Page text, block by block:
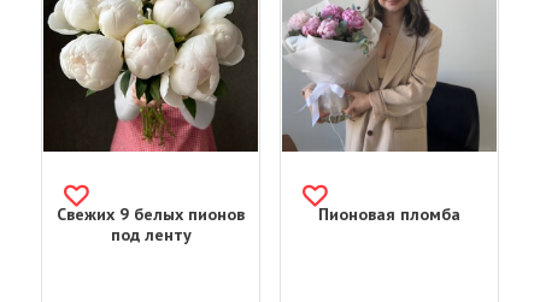
Свежих 9 белых пионов
под ленту
Пионовая пломба